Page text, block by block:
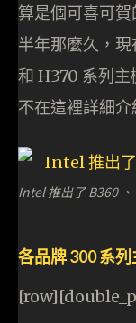
算是個可喜可
半年那麼久，
和 H370 系列主
不在這裡詳細介
Intel 推出了 B360
各品牌 300 系